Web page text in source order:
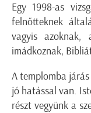
Egy 1998-as
felnőtteknek
vagyis azoknak,
imádkoznak,
A templomba
jó hatással van.
részt vegyünk a